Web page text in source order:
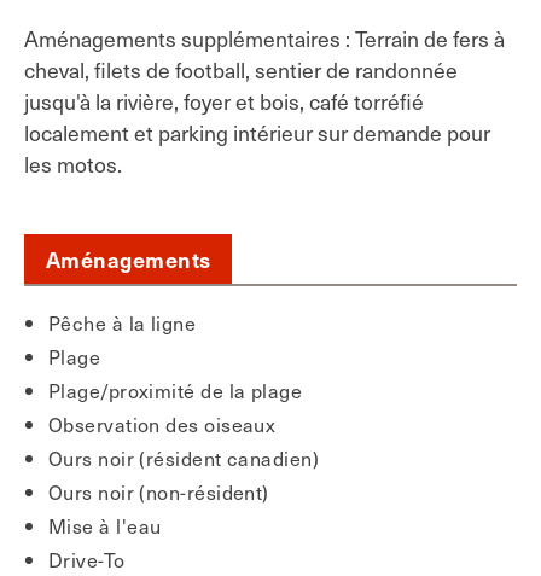
Aménagements supplémentaires : Terrain de fers à
cheval, filets de football, sentier de randonnée
jusqu'à la rivière, foyer et bois, café torréfié
localement et parking intérieur sur demande pour
les motos.
Aménagements
Pêche à la ligne
Plage
Plage/proximité de la plage
Observation des oiseaux
Ours noir (résident canadien)
Ours noir (non-résident)
Mise à l'eau
Drive-To